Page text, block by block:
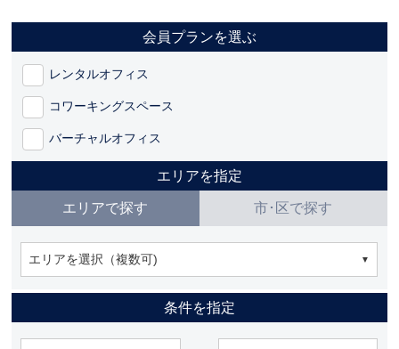
会員プランを選ぶ
レンタルオフィス
コワーキングスペース
バーチャルオフィス
エリアを指定
エリアで探す 市･区で探す
エリアを選択（複数可)
条件を指定